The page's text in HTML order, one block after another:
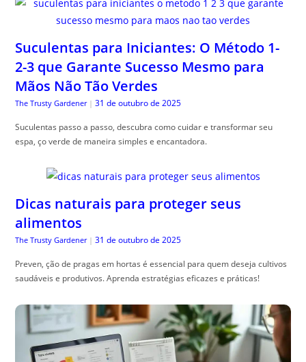
Suculentas para Iniciantes: O Método 1-
2-3 que Garante Sucesso Mesmo para
Mãos Não Tão Verdes
The Trusty Gardener | 31 de outubro de 2025
Suculentas passo a passo, descubra como cuidar e transformar seu
espa, ço verde de maneira simples e encantadora.
Dicas naturais para proteger seus
alimentos
The Trusty Gardener | 31 de outubro de 2025
Preven, ção de pragas em hortas é essencial para quem deseja cultivos
saudáveis e produtivos. Aprenda estratégias eficazes e práticas!